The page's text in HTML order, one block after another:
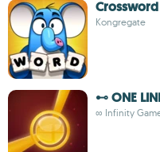
Crossword
Kongregate
⊷ ONE
∞ Infinity